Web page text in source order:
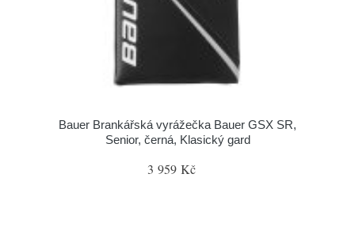
Bauer Brankářská vyrážečka Bauer GSX SR,
Senior, černá, Klasický gard
3 959 Kč